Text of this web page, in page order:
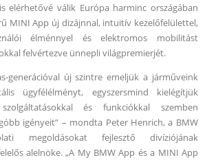
elérhetővé válik Európa harminc országában
MINI App új dizájnnal, intuitív kezelőfelülettel,
élménnyel és elektromos mobilitást
felvértezve ünnepli világpremierjét.
generációval új szintre emeljük a járműveink
ügyfélélményt, egyszersmind kielégítjük
és funkciókkal szemben
igényeit” – mondta Peter Henrich, a BMW
megoldásokat fejlesztő divíziójának
alelnöke. „A My BMW App és a MINI App